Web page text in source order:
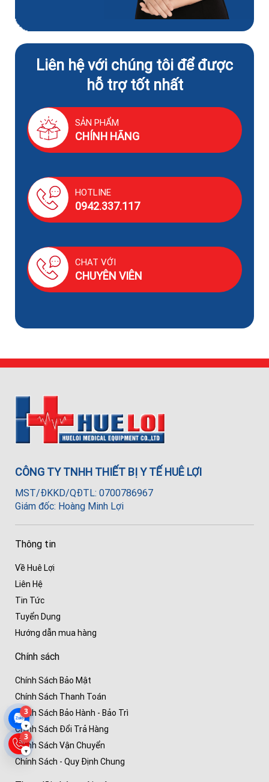
Liên hệ với chúng tôi để được
hỗ trợ tốt nhất
SẢN PHẨM
CHÍNH HÃNG
HOTLINE
0942.337.117
CHAT VỚI
CHUYÊN VIÊN
3
▾
3
▾
CÔNG TY TNHH THIẾT BỊ Y TẾ HUÊ LỢI
MST/ĐKKD/QĐTL: 0700786967
Giám đốc: Hoàng Minh Lợi
Thông tin
Về Huê Lợi
Liên Hệ
Tin Tức
Tuyển Dụng
Hướng dẫn mua hàng
Chính sách
Chính Sách Bảo Mật
Chính Sách Thanh Toán
Chính Sách Bảo Hành - Bảo Trì
Chính Sách Đổi Trả Hàng
Chính Sách Vận Chuyển
Chính Sách - Quy Định Chung